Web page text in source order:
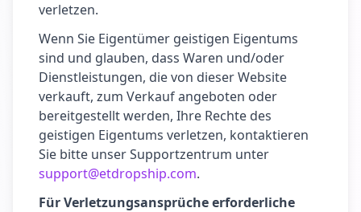
verletzen.
Wenn Sie Eigentümer geistigen Eigentums
sind und glauben, dass Waren und/oder
Dienstleistungen, die von dieser Website
verkauft, zum Verkauf angeboten oder
bereitgestellt werden, Ihre Rechte des
geistigen Eigentums verletzen, kontaktieren
Sie bitte unser Supportzentrum unter
support@etdropship.com.
Für Verletzungsansprüche erforderliche